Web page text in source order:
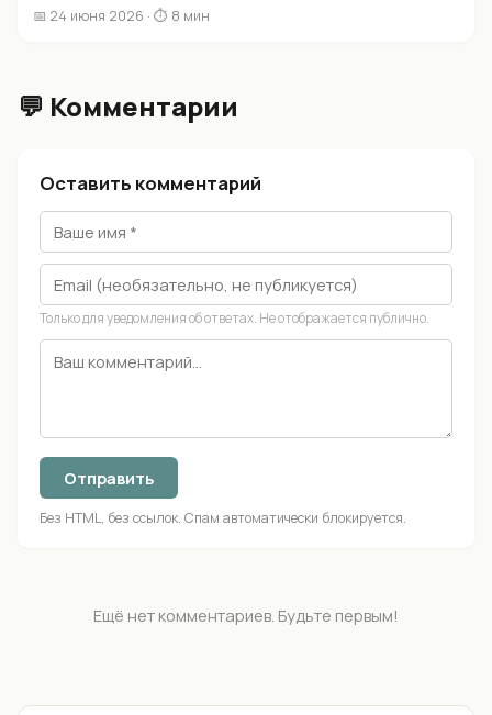
📅 24 июня 2026 · ⏱ 8 мин
💬 Комментарии
Оставить комментарий
Только для уведомления об ответах. Не отображается публично.
Отправить
Без HTML, без ссылок. Спам автоматически блокируется.
Ещё нет комментариев. Будьте первым!